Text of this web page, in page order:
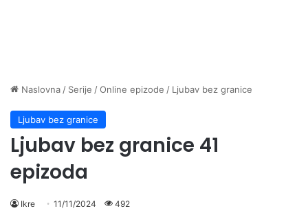
Naslovna / Serije /Online epizode / Ljubav bez granice
Ljubav bez granice
Ljubav bez granice 41
epizoda
Ikre 11/11/2024 492